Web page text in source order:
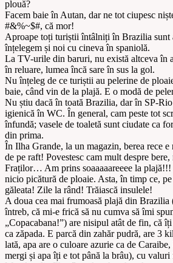
plouă?
Facem baie în Autan, dar ne tot ciupesc
#&%~$#, că mor!
Aproape toți turiștii întâlniți în Brazilia sunt
înțelegem și noi cu cineva în spaniolă.
La TV-urile din baruri, nu există altceva în
în reluare, lumea încă sare în sus la gol.
Nu înțeleg de ce turiștii au pelerine de
baie, când vin de la plajă. E o modă de
Nu știu dacă în toată Brazilia, dar în SP-
igienică în WC. În general, cam peste tot
înfundă; vasele de toaletă sunt ciudate ca
din prima.
În Ilha Grande, la un magazin, berea rece e
de pe raft! Povestesc cam mult despre bere,
Fraților… Am prins soaaaaareeee la plajă!!!
nicio picătură de ploaie. Asta, în timp ce,
găleata! Zile la rând! Trăiască insulele!
A doua cea mai frumoasă plajă din Brazilia
întreb, că mi-e frică să nu cumva să îmi
„Copacabana!”) are nisipul atât de fin, că
ca zăpada. E parcă din zahăr pudră, are 3
lată, apa are o culoare azurie ca de
mergi și apa îți e tot până la brâu), cu